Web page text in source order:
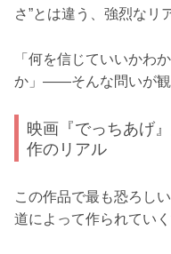
さ”とは違う、強烈なリ
「何を信じていいかわ
か」――そんな問いが観
映画『でっちあげ
作のリアル
この作品で最も恐ろし
道によって作られてい